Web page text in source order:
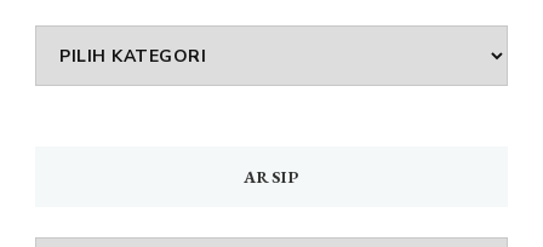
DAFTAR
MENU
ARSIP